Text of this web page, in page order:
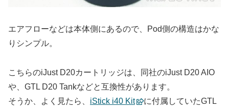
エアフローなどは本体側にあるので、Pod側の構造はかな
りシンプル。
こちらのiJust D20カートリッジは、同社のiJust D20 AIO
や、GTL D20 Tankなどと互換性があります。
そうか、よく見たら、 iStick i40 Kit
に付属していたGTL